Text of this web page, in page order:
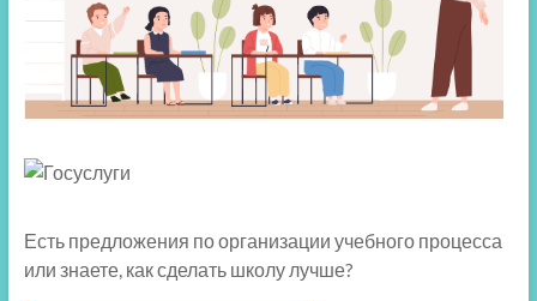
Есть предложения по организации учебного процесса
или знаете, как сделать школу лучше?